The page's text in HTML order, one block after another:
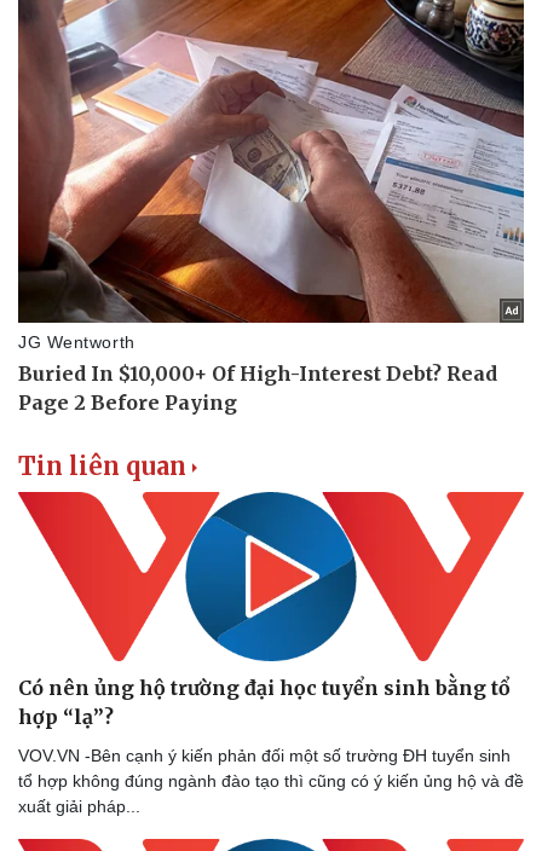
Tin liên quan
Có nên ủng hộ trường đại học tuyển sinh bằng tổ
hợp “lạ”?
VOV.VN -Bên cạnh ý kiến phản đối một số trường ĐH tuyển sinh
tổ hợp không đúng ngành đào tạo thì cũng có ý kiến ủng hộ và đề
xuất giải pháp...